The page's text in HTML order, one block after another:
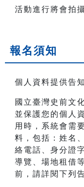
活動進行將會拍
報名須知
個人資料提供告
國立臺灣史前文
並保護您的個人
用時，系統會需
料，包括：姓名
絡電話、身分證
導覽、場地租借
前，請詳閱下列